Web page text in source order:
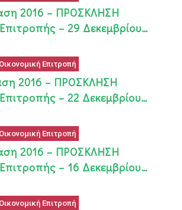
2016 – ΠΡΟΣΚΛΗΣΗ
– 29 Δεκεμβρίου…
Οικονομική Επιτροπή
2016 – ΠΡΟΣΚΛΗΣΗ
– 22 Δεκεμβρίου…
Οικονομική Επιτροπή
2016 – ΠΡΟΣΚΛΗΣΗ
– 16 Δεκεμβρίου…
Οικονομική Επιτροπή